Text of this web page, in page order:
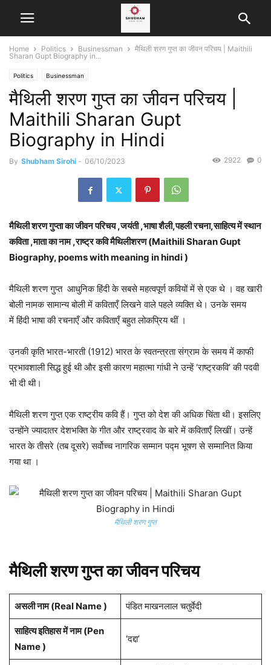
Home Politics Businessman
मैथिली शरण गुप्त का जीवन परिचय | Maithili
Sharan Gupt Biography in...
Politics Businessman
मैथिली शरण गुप्त का जीवन परिचय |
Maithili Sharan Gupt
Biography in Hindi
By Shubham Sirohi - 06/10/2023 0
2922
मैथिली शरण गुप्ता का जीवन परिचय ,जयंती ,भाषा शैली,पहली रचना,साहित्य में स्थान
कविता ,माता का नाम ,राष्ट्र कवि मैथिलीशरण (Maithili Sharan Gupt
Biography, poems with meaning in hindi )
मैथिली शरण गुप्त आधुनिक हिंदी के सबसे महत्वपूर्ण कवियों में से एक थे । वह खारी
बोली नामक सामान्य बोली में कविताएँ लिखने वाले पहले व्यक्ति थे। उनके समय
में हिंदी भाषा की रचनाएँ और कविताएँ बहुत लोकप्रिय थीं ।
उनकी कृति भारत-भारती (1912) भारत के स्वतन्त्रता संग्राम के समय में काफी
प्रभावशाली सिद्ध हुई थी और इसी कारण महात्मा गांधी ने उन्हें ‘राष्ट्रकवि’ की पदवी
भी दी थी।
मैथिली शरण गुप्त एक राष्ट्रीय कवि हैं। गुप्त को देश की अधिक चिंता थी। इसलिए
उन्होंने ज्यादातर देशभक्ति के गीत और राष्ट्रवाद के बारे में कविताएँ लिखीं। उन्हें
भारत के तीसरे (तब दूसरे) सर्वोच्च नागरिक सम्मान पद्म भूषण से सम्मानित किया
गया था ।
मैथिली शरण गुप्त
मैथिली शरण गुप्त का जीवन परिचय
असली नाम (Real Name ) पंडित माखनलाल चतुर्वेदी
साहित्य इतिहास में नाम (Pen
Name )
‘दद्दा’